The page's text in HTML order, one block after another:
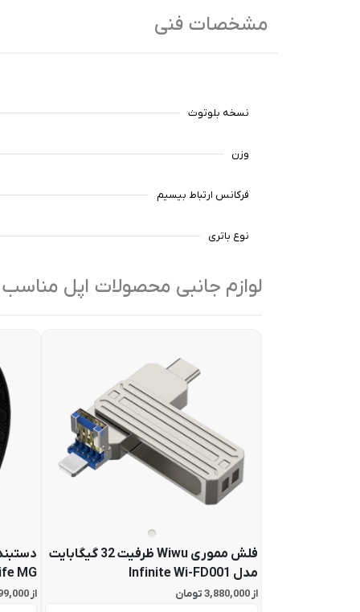
مشخصات فنی
نسخه بلوتوث
وزن
فرکانس ارتباط بیسیم
نوع باتری
لوازم جانبی محصولات اپل
فلش مموری Wiwu ظرفیت 32 گیگابایت
مدل Infinite Wi-FD001
از 3,880,000 تومان
MG
از 67,799,000 تومان